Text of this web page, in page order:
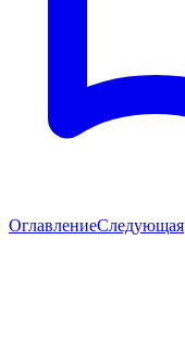
ОглавлениеСледующая